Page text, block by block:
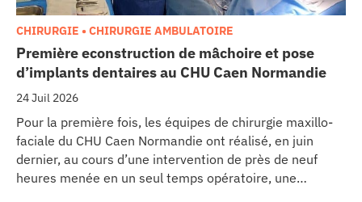
Première econstruction de mâchoire et pose
d’implants dentaires au CHU Caen Normandie
24 Juil 2026
CHIRURGIE • CHIRURGIE AMBULATOIRE
Pour la première fois, les équipes de chirurgie maxillo-
faciale du CHU Caen Normandie ont réalisé, en juin
dernier, au cours d’une intervention de près de neuf
heures menée en un seul temps opératoire, une